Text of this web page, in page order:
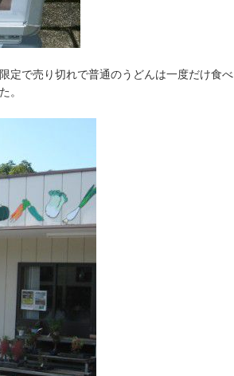
定で売り切れで普通のうどんは一度だけ食べ
。